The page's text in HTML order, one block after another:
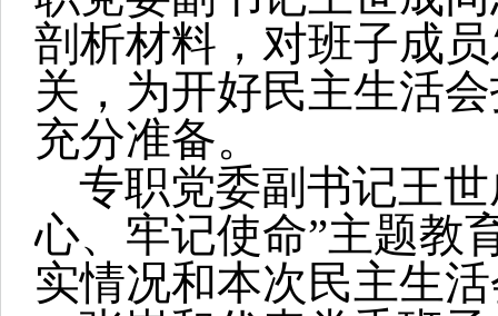
剖析材料，对班子成
关，为开好民主生活
充分准备。
专职党委副书记王
心、牢记使命”主题教
实情况和本次民主生